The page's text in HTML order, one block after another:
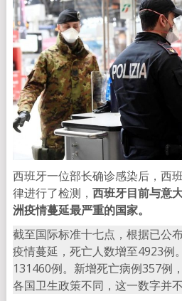
西班牙一位部长确诊感染后，西
律进行了检测， 西班牙目前与意
洲疫情蔓延最严重的国家。
截至国际标准十七点，根据已公
疫情蔓延，死亡人数增至4923例
131460例。新增死亡病例357例
各国卫生政策不同，这一数字并